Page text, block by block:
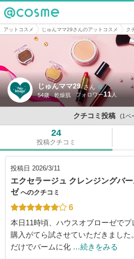
@cosme
アットコスメ じゅんママ29さんのアットコスメ ク
じゅんママ29 さん
54歳 乾燥肌 11
クチコミ投稿 (1ペ
24
投稿クチコミ
投稿日 2026/3/11
エクセラージュ クレンジングバ
ゼ へのクチコミ
6
本日11時頃、ハウスオブローゼでプ
購入がてら試させていただきました
だけでバームに化 …続きをみる